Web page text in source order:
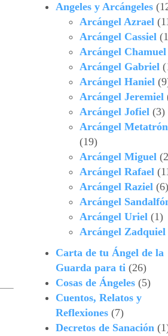
Angeles y Arcángeles
Arcángel Azrael
Arcángel Cassiel
Arcángel Chamuel
Arcángel Gabriel
Arcángel Haniel
Arcángel Jeremiel
Arcángel Jofiel(3)
Arcángel Metatrón
(19)
Arcángel Miguel
Arcángel Rafael
Arcángel Raziel(6)
Arcángel
Arcángel Uriel(1)
Arcángel Zadquiel
Carta de tu Ángel de la
Guarda para ti(26)
Cosas de Ángeles(5)
Cuentos, Relatos y
Reflexiones(7)
Decretos de Sanación